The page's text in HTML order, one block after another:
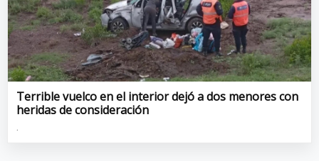
Terrible vuelco en el interior dejó a dos menores con
heridas de consideración